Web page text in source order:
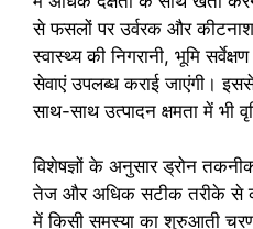
से फसलों पर उर्वरक और
स्वास्थ्य की निगरानी, भूमि
सेवाएं उपलब्ध कराई जाएंगी।
साथ-साथ उत्पादन क्षमता में भी
विशेषज्ञों के अनुसार ड्रोन
तेज और अधिक सटीक तरीके से
में किसी समस्या का शुरुआती